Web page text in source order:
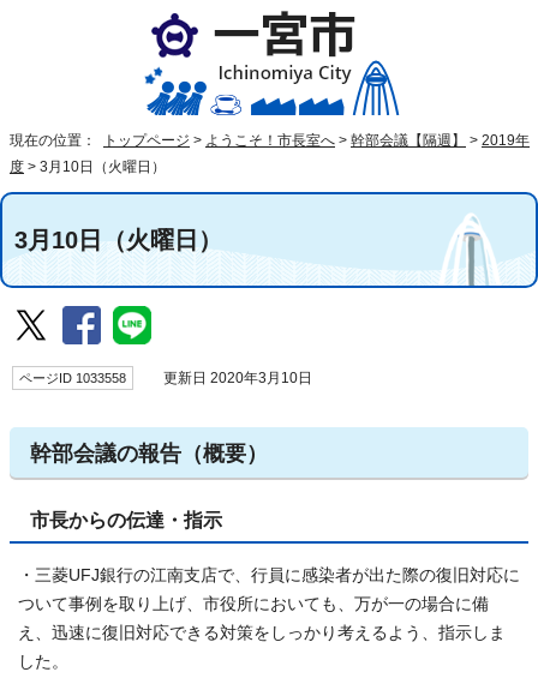
現在の位置： トップページ > ようこそ！市長室へ > 幹部会議【隔週】 > 2019年
度 > 3月10日（火曜日）
3月10日（火曜日）
ページID 1033558 更新日 2020年3月10日
幹部会議の報告（概要）
市長からの伝達・指示
・三菱UFJ銀行の江南支店で、行員に感染者が出た際の復旧対応に
ついて事例を取り上げ、市役所においても、万が一の場合に備
え、迅速に復旧対応できる対策をしっかり考えるよう、指示しま
した。